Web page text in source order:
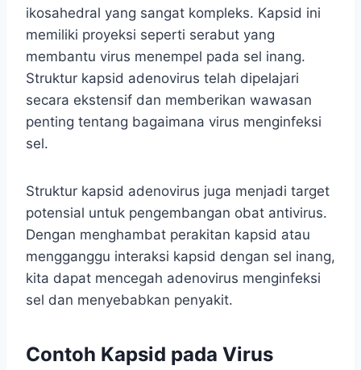
ikosahedral yang sangat kompleks. Kapsid ini
memiliki proyeksi seperti serabut yang
membantu virus menempel pada sel inang.
Struktur kapsid adenovirus telah dipelajari
secara ekstensif dan memberikan wawasan
penting tentang bagaimana virus menginfeksi
sel.
Struktur kapsid adenovirus juga menjadi target
potensial untuk pengembangan obat antivirus.
Dengan menghambat perakitan kapsid atau
mengganggu interaksi kapsid dengan sel inang,
kita dapat mencegah adenovirus menginfeksi
sel dan menyebabkan penyakit.
Contoh Kapsid pada Virus